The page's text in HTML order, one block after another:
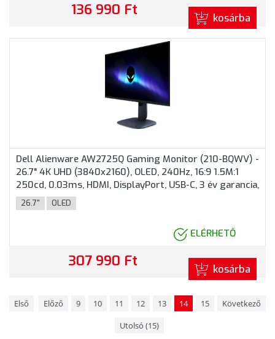
136 990 Ft kosárba
Dell Alienware AW2725Q Gaming Monitor (210-BQWV) -
26.7" 4K UHD (3840x2160), OLED, 240Hz, 16:9 1.5M:1
250cd, 0.03ms, HDMI, DisplayPort, USB-C, 3 év garancia,
Fekete színben
26.7" OLED
ELÉRHETŐ
307 990 Ft kosárba
Első Előző 9 10 11 12 13 14 15
Következő
Utolsó (15)